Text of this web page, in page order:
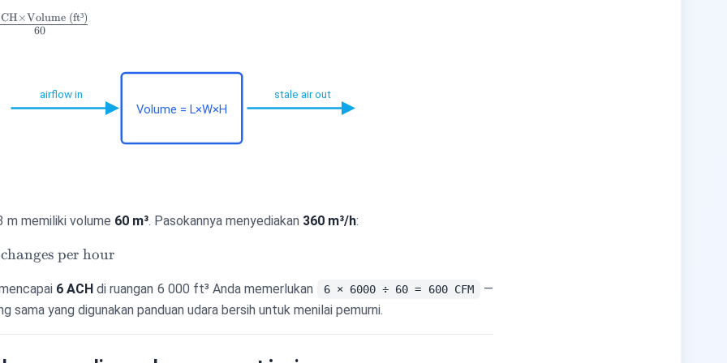
60
×Volume (ft³)
Volume = L×W×H
airflow in stale air out
m memiliki volume 60 m³. Pasokannya menyediakan 360 m³/h:
per hour
6 ACHdi ruangan 6 000 ft³ Anda memerlukan 6 × 6000 ÷ 60 = 600 CFM
—
sama yang digunakan panduan udara bersih untuk menilai pemurni.